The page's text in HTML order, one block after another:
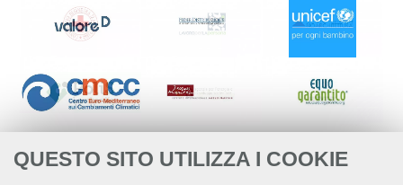
QUESTO SITO UTILIZZA I COOKIE